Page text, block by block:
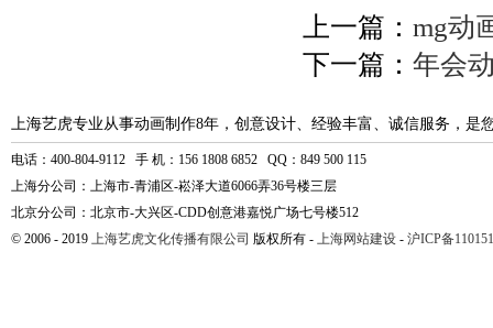
上一篇： mg动
下一篇： 年会
上海艺虎专业从事动画制作8年，创意设计、经验丰富、诚信服务，是
电话：400-804-9112 手 机：156 1808 6852 QQ：849 500 115
上海分公司：上海市-青浦区-崧泽大道6066弄36号楼三层
北京分公司：北京市-大兴区-CDD创意港嘉悦广场七号楼512
© 2006 - 2019 上海艺虎文化传播有限公司 版权所有 - 上海网站建设 - 沪ICP备